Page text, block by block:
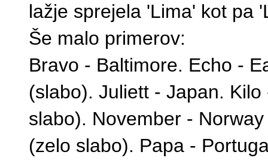
lažje sprejela 'Lima' kot pa
Še malo primerov:
Bravo - Baltimore. Echo -
(slabo). Juliett - Japan.
slabo). November -
(zelo slabo). Papa -